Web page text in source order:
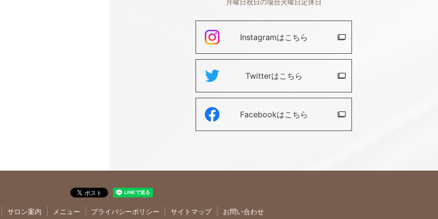
Instagramはこちら
Twitterはこちら
Facebookはこちら
サロン案内 メニュー プライバシーポリシー サイトマップ お問い合わせ